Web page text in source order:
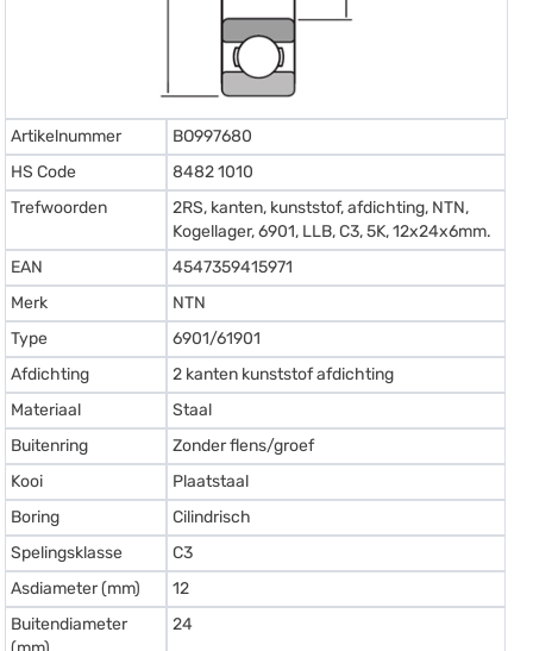
Artikelnummer
BO997680
HS Code
8482 1010
Trefwoorden
2RS, kanten, kunststof, afdichting, NTN,
Kogellager, 6901, LLB, C3, 5K, 12x24x6mm.
EAN
4547359415971
Merk
NTN
Type
6901/61901
Afdichting
2 kanten kunststof afdichting
Materiaal
Staal
Buitenring
Zonder flens/groef
Kooi
Plaatstaal
Boring
Cilindrisch
Spelingsklasse
C3
Asdiameter (mm)
12
Buitendiameter
24